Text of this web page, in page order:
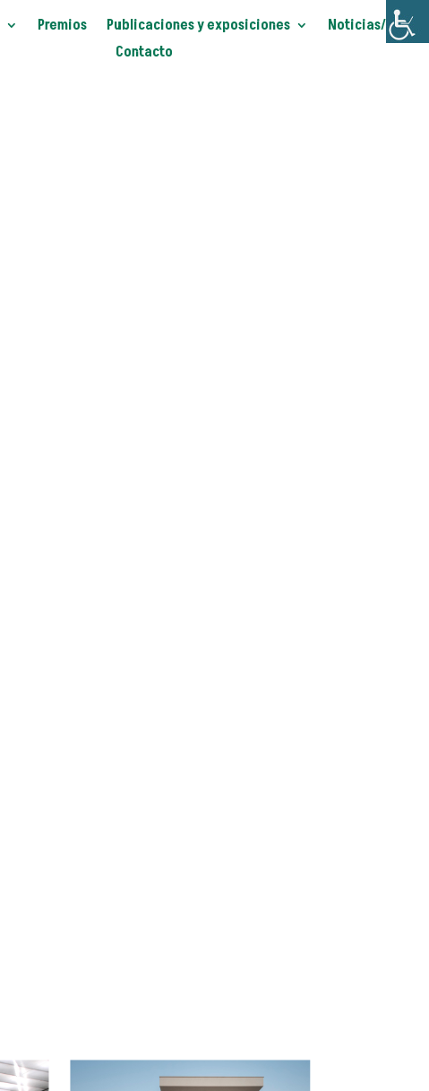
Premios Publicaciones y exposiciones
Noticias/Blog
Contacto